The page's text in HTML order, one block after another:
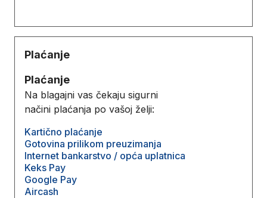
Plaćanje
Plaćanje
Na blagajni vas čekaju sigurni
načini plaćanja po vašoj želji:
Kartično plaćanje
Gotovina prilikom preuzimanja
Internet bankarstvo / opća uplatnica
Keks Pay
Google Pay
Aircash